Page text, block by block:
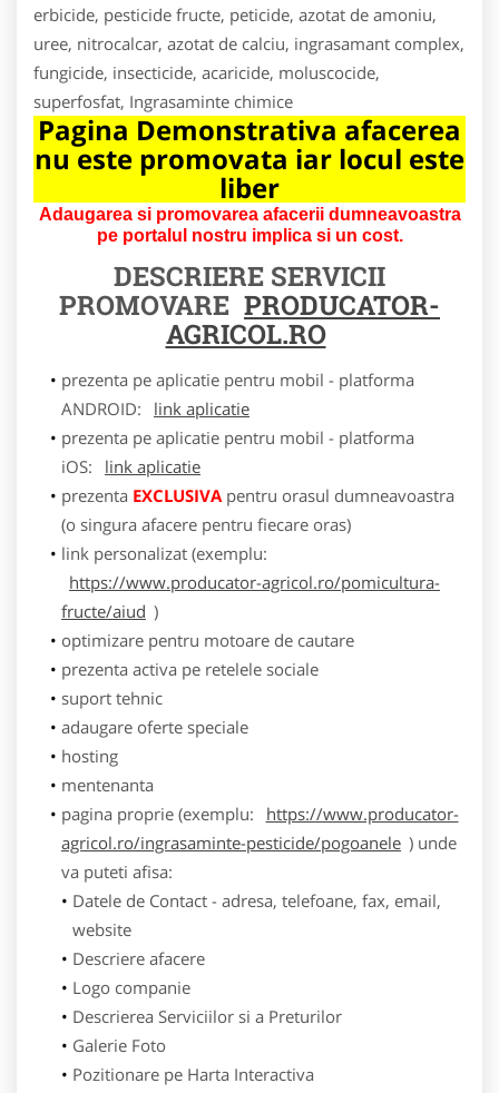
erbicide, pesticide fructe, peticide, azotat de amoniu,
uree, nitrocalcar, azotat de calciu, ingrasamant complex,
fungicide, insecticide, acaricide, moluscocide,
superfosfat, Ingrasaminte chimice
Pagina Demonstrativa afacerea
nu este promovata iar locul este
liber
Adaugarea si promovarea afacerii dumneavoastra
pe portalul nostru implica si un cost.
DESCRIERE SERVICII
PROMOVARE PRODUCATOR-
AGRICOL.RO
prezenta pe aplicatie pentru mobil - platforma
ANDROID:
link aplicatie
prezenta pe aplicatie pentru mobil - platforma
iOS:
link aplicatie
prezenta EXCLUSIVApentru orasul dumneavoastra
(o singura afacere pentru fiecare oras)
link personalizat (exemplu:
https://www.producator-agricol.ro/pomicultura-
fructe/aiud )
optimizare pentru motoare de cautare
prezenta activa pe retelele sociale
suport tehnic
adaugare oferte speciale
hosting
mentenanta
pagina proprie (exemplu:
https://www.producator-
agricol.ro/ingrasaminte-pesticide/pogoanele ) unde
va puteti afisa:
Datele de Contact - adresa, telefoane, fax, email,
website
Descriere afacere
Logo companie
Descrierea Serviciilor si a Preturilor
Galerie Foto
Pozitionare pe Harta Interactiva